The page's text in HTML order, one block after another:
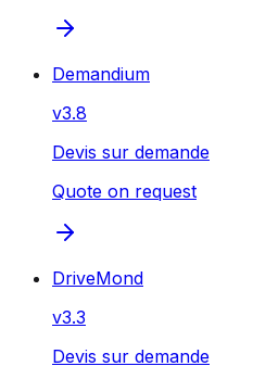
Demandium
v3.8
Devis sur demande
Quote on request
DriveMond
v3.3
Devis sur demande